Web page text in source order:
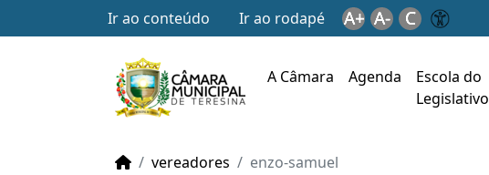
Ir ao conteúdo Ir ao rodapé A+ A- C
A Câmara Agenda
Escola do
Legislativo
vereadores enzo-samuel